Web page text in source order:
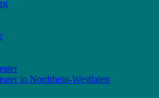
in Nordrhein-Westfalen